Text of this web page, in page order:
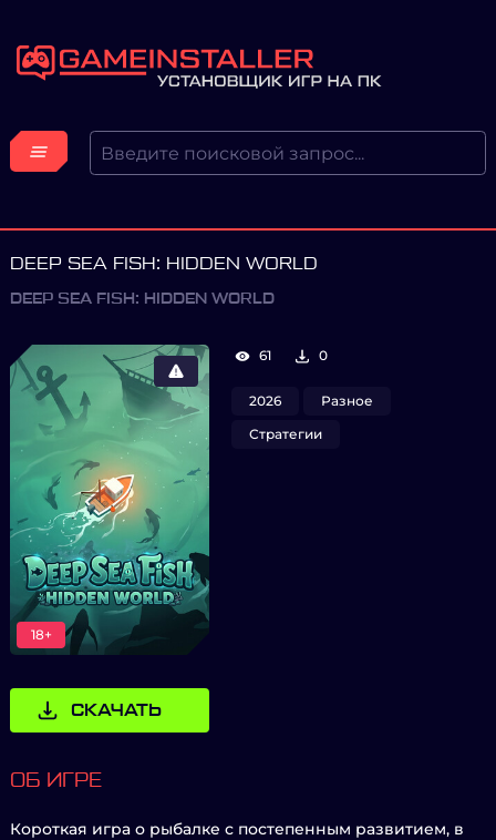
DEEP SEA FISH: HIDDEN WORLD
DEEP SEA FISH: HIDDEN WORLD
18+
СКАЧАТЬ
61 0
2026
Разное
Стратегии
ОБ ИГРЕ
Короткая игра о рыбалке с постепенным развитием, в